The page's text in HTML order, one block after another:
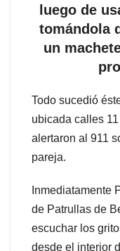
luego de
tomándola
un
Todo sucedió
ubicada calles
alertaron al 911
pareja.
Inmediatamente
de Patrullas de
escuchar los
desde el interior